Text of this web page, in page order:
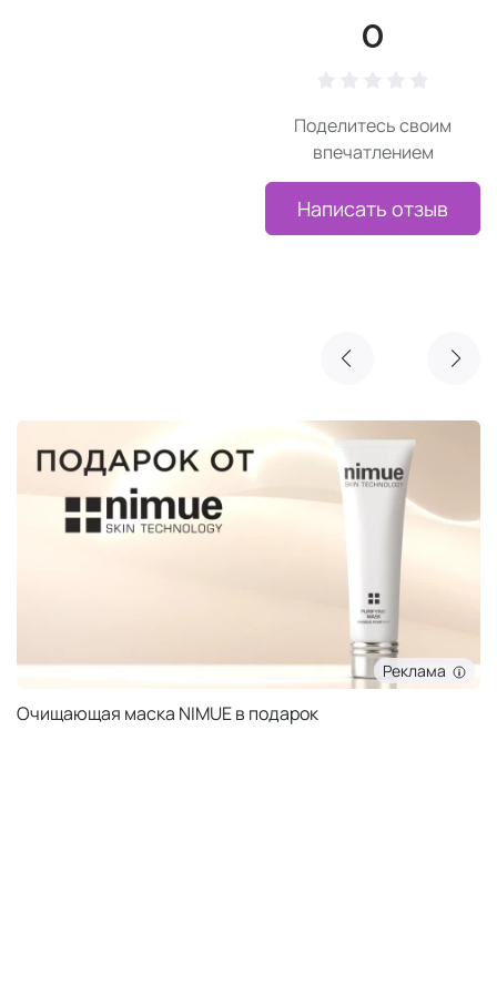
0
Поделитесь своим
впечатлением
Написать отзыв
Реклама
Очищающая маска NIMUE в подарок